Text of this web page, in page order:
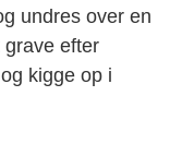
undres over en
efter
kigge op i